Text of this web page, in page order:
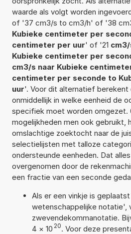
waarde als volgt worden
of '37 cm3/s to cm3/h' of '38
Kubieke centimeter per
centimeter per uur' of '21
Kubieke centimeter per
cm3/s naar Kubieke
centimeter per seconde to
uur'. Voor dit alternatief berekent
onmiddellijk in welke eenheid de
specifiek moet worden omgezet.
mogelijkheden men ook gebruikt,
omslachtige zoektocht naar de
selectielijsten met talloze
ondersteunde eenheden. Dat
overgenomen door de
een fractie van een seconde
Als er een vinkje is
wetenschappelijke notatie',
zwevendekommanotatie.
4 × 10 20. Voor deze